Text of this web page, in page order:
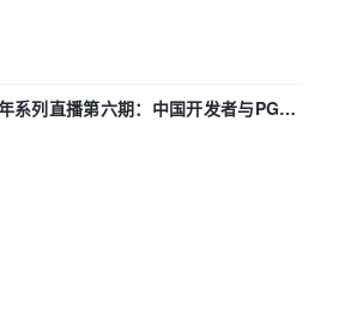
系列直播第六期：中国开发者与PG内
们贡献了什么？